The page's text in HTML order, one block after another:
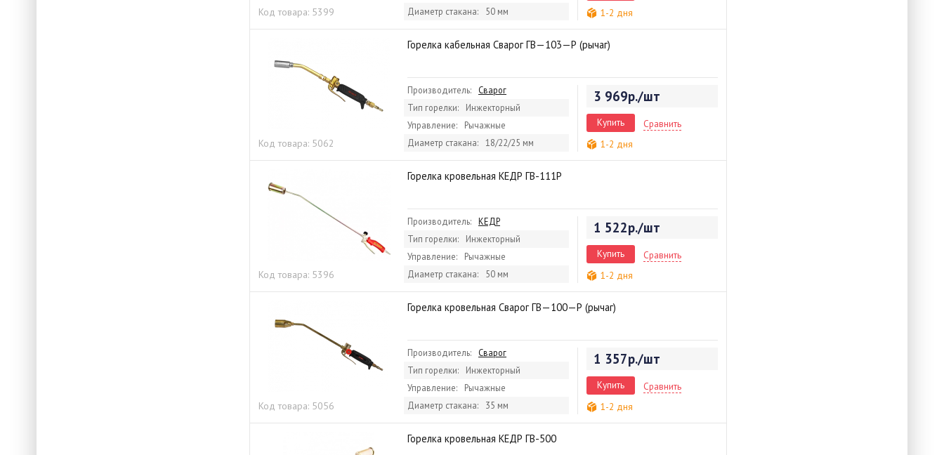
Код товара: 5399
Диаметр стакана:
50 мм
1-2 дня
Код товара: 5062
Горелка кабельная Сварог ГВ—103—Р (рычаг)
Производитель:
Сварог
Тип горелки:
Инжекторный
Управление:
Рычажные
Диаметр стакана:
18/22/25 мм
3 969р./шт
Купить
Сравнить
1-2 дня
Код товара: 5396
Горелка кровельная КЕДР ГВ-111Р
Производитель:
КЕДР
Тип горелки:
Инжекторный
Управление:
Рычажные
Диаметр стакана:
50 мм
1 522р./шт
Купить
Сравнить
1-2 дня
Код товара: 5056
Горелка кровельная Сварог ГВ—100—Р (рычаг)
Производитель:
Сварог
Тип горелки:
Инжекторный
Управление:
Рычажные
Диаметр стакана:
35 мм
1 357р./шт
Купить
Сравнить
1-2 дня
Горелка кровельная КЕДР ГВ-500